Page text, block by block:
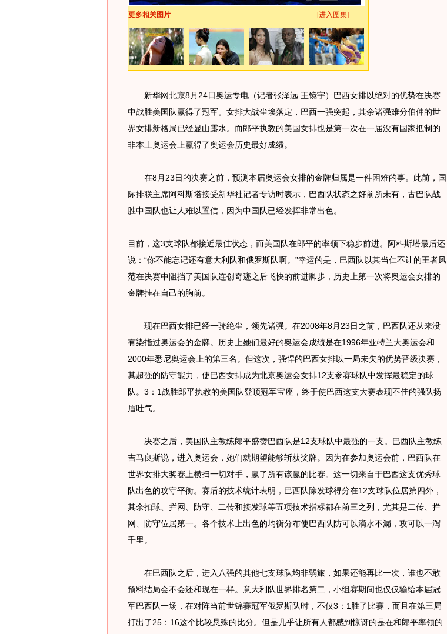
更多相关图片 [进入图集]
新华网北京8月24日奥运专电（记者张泽远 王镜宇）巴西女排以绝对的优势在决赛
中战胜美国队赢得了冠军。女排大战尘埃落定，巴西一强突起，其余诸强难分伯仲的世
界女排新格局已经显山露水。而郎平执教的美国女排也是第一次在一届没有国家抵制的
非本土奥运会上赢得了奥运会历史最好成绩。
在8月23日的决赛之前，预测本届奥运会女排的金牌归属是一件困难的事。此前，国
际排联主席阿科斯塔接受新华社记者专访时表示，巴西队状态之好前所未有，古巴队战
胜中国队也让人难以置信，因为中国队已经发挥非常出色。
目前，这3支球队都接近最佳状态，而美国队在郎平的率领下稳步前进。阿科斯塔最后还
说：“你不能忘记还有意大利队和俄罗斯队啊。”幸运的是，巴西队以其当仁不让的王者风
范在决赛中阻挡了美国队连创奇迹之后飞快的前进脚步，历史上第一次将奥运会女排的
金牌挂在自己的胸前。
现在巴西女排已经一骑绝尘，领先诸强。在2008年8月23日之前，巴西队还从来没
有染指过奥运会的金牌。历史上她们最好的奥运会成绩是在1996年亚特兰大奥运会和
2000年悉尼奥运会上的第三名。但这次，强悍的巴西女排以一局未失的优势晋级决赛，
其超强的防守能力，使巴西女排成为北京奥运会女排12支参赛球队中发挥最稳定的球
队。3：1战胜郎平执教的美国队登顶冠军宝座，终于使巴西这支大赛表现不佳的强队扬
眉吐气。
决赛之后，美国队主教练郎平盛赞巴西队是12支球队中最强的一支。巴西队主教练
吉马良斯说，进入奥运会，她们就期望能够斩获奖牌。因为在参加奥运会前，巴西队在
世界女排大奖赛上横扫一切对手，赢了所有该赢的比赛。这一切来自于巴西这支优秀球
队出色的攻守平衡。赛后的技术统计表明，巴西队除发球得分在12支球队位居第四外，
其余扣球、拦网、防守、二传和接发球等五项技术指标都在前三之列，尤其是二传、拦
网、防守位居第一。各个技术上出色的均衡分布使巴西队防可以滴水不漏，攻可以一泻
千里。
在巴西队之后，进入八强的其他七支球队均非弱旅，如果还能再比一次，谁也不敢
预料结局会不会还和现在一样。意大利队世界排名第二，小组赛期间也仅仅输给本届冠
军巴西队一场，在对阵当前世锦赛冠军俄罗斯队时，不仅3：1胜了比赛，而且在第三局
打出了25：16这个比较悬殊的比分。但是几乎让所有人都感到惊讶的是在和郎平率领的